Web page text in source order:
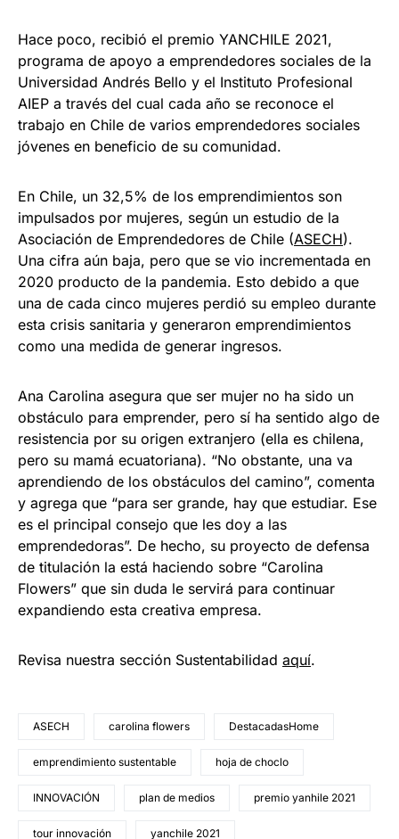
Hace poco, recibió el premio YANCHILE 2021,
programa de apoyo a emprendedores sociales de la
Universidad Andrés Bello y el Instituto Profesional
AIEP a través del cual cada año se reconoce el
trabajo en Chile de varios emprendedores sociales
jóvenes en beneficio de su comunidad.
En Chile, un 32,5% de los emprendimientos son
impulsados por mujeres, según un estudio de la
Asociación de Emprendedores de Chile (ASECH).
Una cifra aún baja, pero que se vio incrementada en
2020 producto de la pandemia. Esto debido a que
una de cada cinco mujeres perdió su empleo durante
esta crisis sanitaria y generaron emprendimientos
como una medida de generar ingresos.
Ana Carolina asegura que ser mujer no ha sido un
obstáculo para emprender, pero sí ha sentido algo de
resistencia por su origen extranjero (ella es chilena,
pero su mamá ecuatoriana). “No obstante, una va
aprendiendo de los obstáculos del camino”, comenta
y agrega que “para ser grande, hay que estudiar. Ese
es el principal consejo que les doy a las
emprendedoras”. De hecho, su proyecto de defensa
de titulación la está haciendo sobre “Carolina
Flowers” que sin duda le servirá para continuar
expandiendo esta creativa empresa.
Revisa nuestra sección Sustentabilidad aquí.
ASECH carolina flowers DestacadasHome
emprendimiento sustentable hoja de choclo
INNOVACIÓN plan de medios premio yanhile 2021
tour innovación yanchile 2021